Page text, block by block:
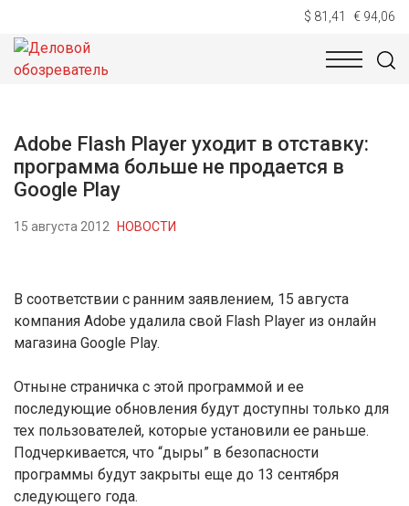
$ 81,41 € 94,06
НОВОСТИ
Adobe Flash Player уходит в отставку:
программа больше не продается в
Google Play
15 августа 2012 НОВОСТИ
В соответствии с ранним заявлением, 15 августа
компания Adobe удалила свой Flash Player из онлайн
магазина Google Play.
Отныне страничка с этой программой и ее
последующие обновления будут доступны только для
тех пользователей, которые установили ее раньше.
Подчеркивается, что “дыры” в безопасности
программы будут закрыты еще до 13 сентября
следующего года.